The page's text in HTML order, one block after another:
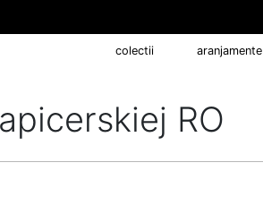
colectii aranjamente
RO